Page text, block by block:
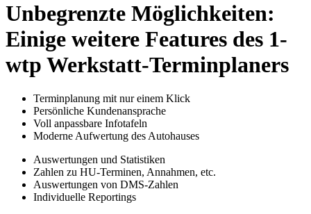
Unbegrenzte Möglichkeiten:
Einige weitere Features des 1-
wtp Werkstatt-Terminplaners
Terminplanung mit nur einem Klick
Persönliche Kundenansprache
Voll anpassbare Infotafeln
Moderne Aufwertung des Autohauses
Auswertungen und Statistiken
Zahlen zu HU-Terminen, Annahmen, etc.
Auswertungen von DMS-Zahlen
Individuelle Reportings